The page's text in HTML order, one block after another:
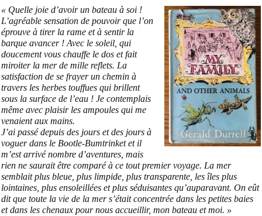
« Quelle joie d’avoir un bateau à soi !
L’agréable sensation de pouvoir que l’on
éprouve à tirer la rame et à sentir la
barque avancer ! Avec le soleil, qui
doucement vous chauffe le dos et fait
miroiter la mer de mille reflets. La
satisfaction de se frayer un chemin à
travers les herbes touffues qui brillent
sous la surface de l’eau ! Je contemplais
même avec plaisir les ampoules qui me
venaient aux mains.
J’ai passé depuis des jours et des jours à
voguer dans le Bootle-Bumtrinket et il
m’est arrivé nombre d’aventures, mais
rien ne saurait être comparé à ce tout premier voyage. La mer
semblait plus bleue, plus limpide, plus transparente, les îles plus
lointaines, plus ensoleillées et plus séduisantes qu’auparavant. On eût
dit que toute la vie de la mer s’était concentrée dans les petites baies
et dans les chenaux pour nous accueillir, mon bateau et moi. »